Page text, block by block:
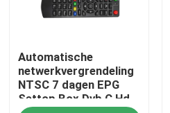
Kwaliteitscontrole
Automatische
netwerkvergrendeling
NTSC 7 dagen EPG
Settop Box Dvb C Hd